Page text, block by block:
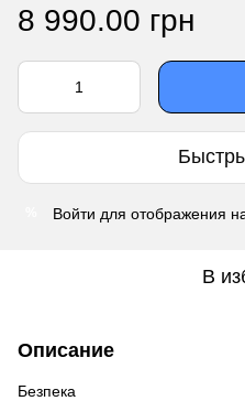
8 990.00 грн
Войти для отображения
В
Описание
Безпека